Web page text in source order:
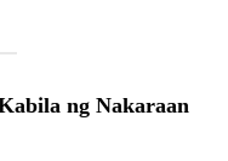
ng Nakaraan